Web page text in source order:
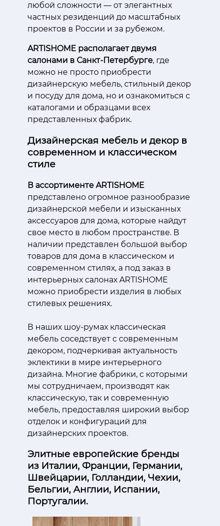
любой сложности — от элегантных
частных резиденций до масштабных
проектов в России и за рубежом.
ARTISHOME располагает двумя
салонами в Санкт-Петербурге, где
можно не просто приобрести
дизайнерскую мебель, стильный декор
и посуду для дома, но и ознакомиться с
каталогами и образцами всех
представленных фабрик.
Дизайнерская мебель и декор в
современном и классическом
стиле
В ассортименте ARTISHOME
представлено огромное разнообразие
дизайнерской мебели и изысканных
аксессуаров для дома, которые найдут
свое место в любом пространстве. В
наличии представлен большой выбор
товаров для дома в классическом и
современном стилях, а под заказ в
интерьерных салонах ARTISHOME
можно приобрести изделия в любых
стилевых решениях.
В наших шоу-румах классическая
мебель соседствует с современным
декором, подчеркивая актуальность
эклектики в мире интерьерного
дизайна. Многие фабрики, с которыми
мы сотрудничаем, производят как
классическую, так и современную
мебель, предоставляя широкий выбор
отделок и конфигураций для
дизайнерских проектов.
Элитные европейские бренды
из Италии, Франции, Германии,
Швейцарии, Голландии, Чехии,
Бельгии, Англии, Испании,
Португалии.